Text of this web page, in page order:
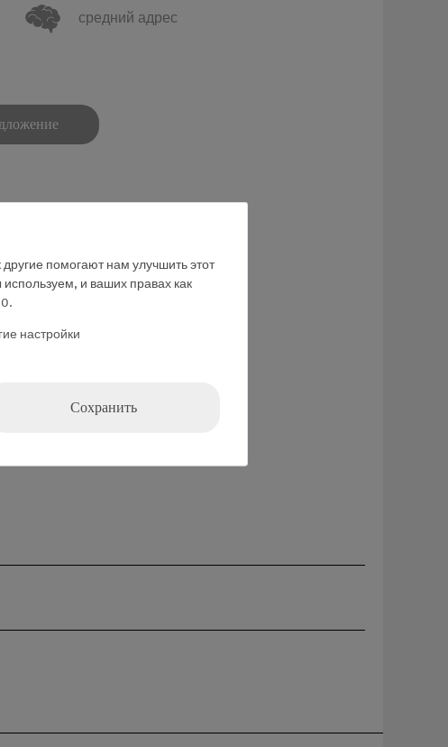
средний адрес
помогают нам улучшить этот
и ваших правах как
0.
настройки
Сохранить